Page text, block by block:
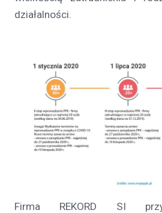
działalności.
Firma REKORD SI